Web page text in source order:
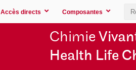
Accès directs Composantes
Chimie
Health Life